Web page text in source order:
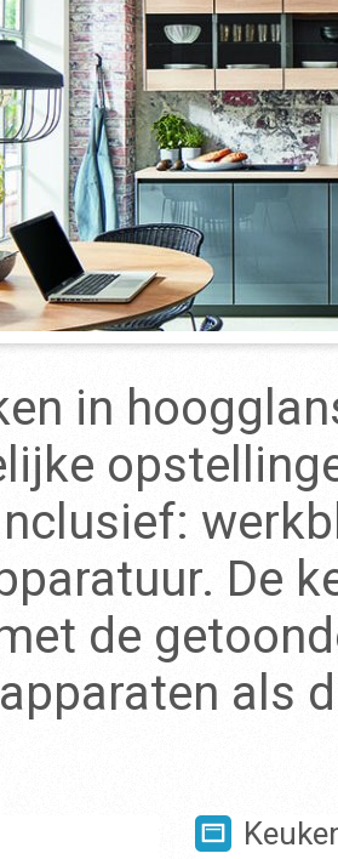
in
De
de
als